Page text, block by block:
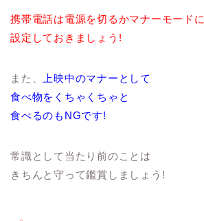
携帯電話は電源を切るかマナーモードに
設定しておきましょう!
また、
上映中のマナーとして
食べ物をくちゃくちゃと
食べるのもNGです!
常識として当たり前のことは
きちんと守って鑑賞しましょう!